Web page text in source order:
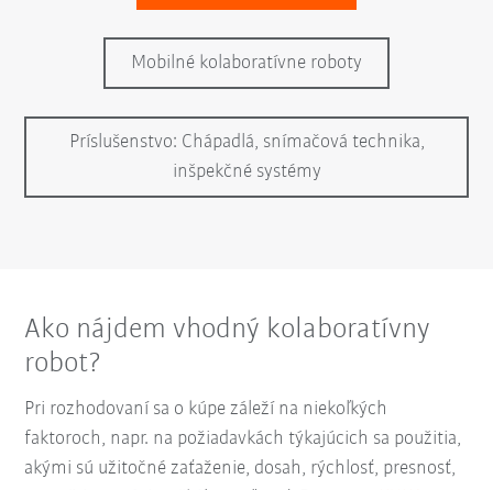
Mobilné kolaboratívne roboty
Príslušenstvo: Chápadlá, snímačová technika,
inšpekčné systémy
Ako nájdem vhodný kolaboratívny
robot?
Pri rozhodovaní sa o kúpe záleží na niekoľkých
faktoroch, napr. na požiadavkách týkajúcich sa použitia,
akými sú užitočné zaťaženie, dosah, rýchlosť, presnosť,